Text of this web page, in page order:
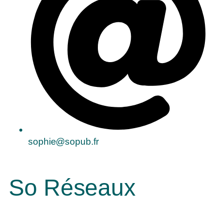
sophie@sopub.fr
So Réseaux